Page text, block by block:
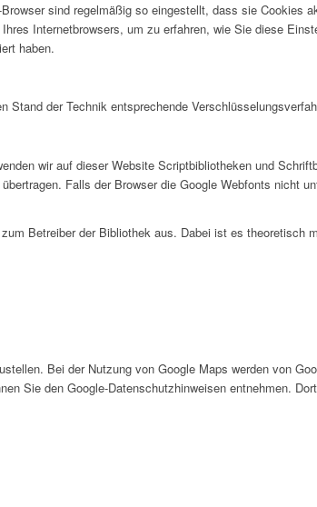
sind regelmäßig so eingestellt, dass sie Cookies
Internetbrowsers, um zu erfahren, wie Sie diese
haben.
der Technik entsprechende
wir auf dieser Website Scriptbibliotheken und
Falls der Browser die Google Webfonts nicht
Betreiber der Bibliothek aus. Dabei ist es
Bei der Nutzung von Google Maps werden von
Sie den Google-Datenschutzhinweisen entnehmen.